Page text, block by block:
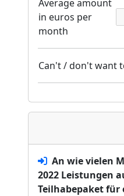
Average amount
in euros per
month
Can't / don't want
An wie vielen
2022 Leistungen
Teilhabepaket für